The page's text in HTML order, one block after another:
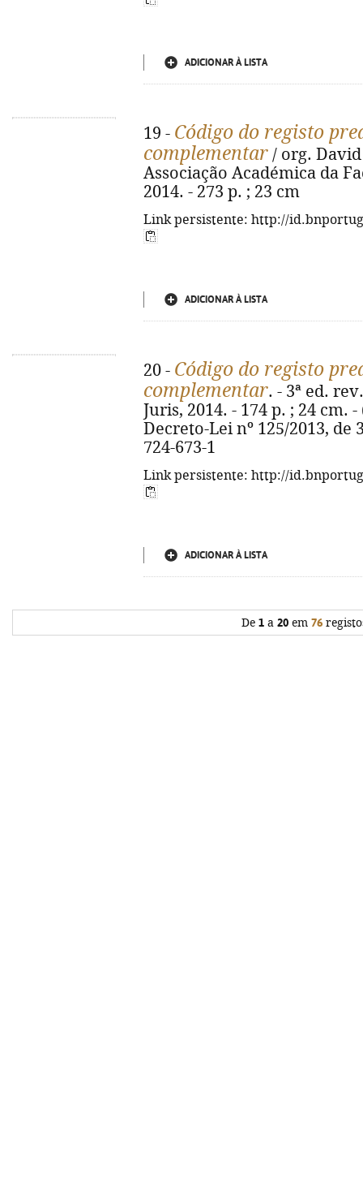
ADICIONAR À LISTA
19 - Código do registo
complementar / org.
Associação Académica da
2014. - 273 p. ; 23 cm
Link persistente: http://
ADICIONAR À LISTA
20 - Código do registo
complementar. - 3ª ed.
Juris, 2014. - 174 p. ; 24 cm.
Decreto-Lei nº 125/2013, de
724-673-1
Link persistente: http://
ADICIONAR À LISTA
De 1a 20em 76